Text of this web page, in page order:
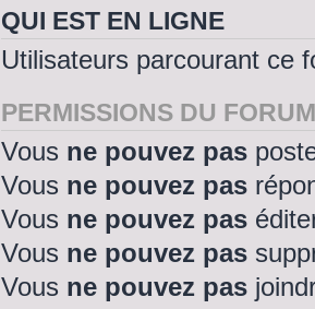
QUI EST EN LIGNE
Utilisateurs parcourant ce
PERMISSIONS DU FORUM
Vous ne pouvez pas
Vous ne pouvez pas
Vous ne pouvez pas
Vous ne pouvez pas
Vous ne pouvez pas